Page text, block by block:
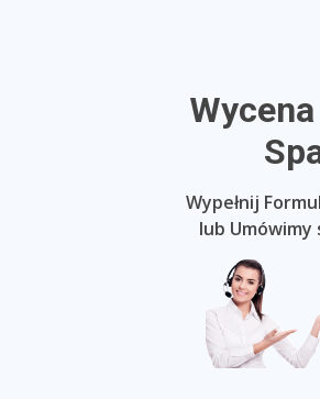
Wypełnij
lub Umówimy